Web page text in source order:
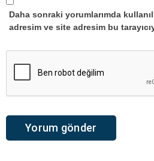
Daha sonraki yorumlarımda
adresim ve site adresim bu